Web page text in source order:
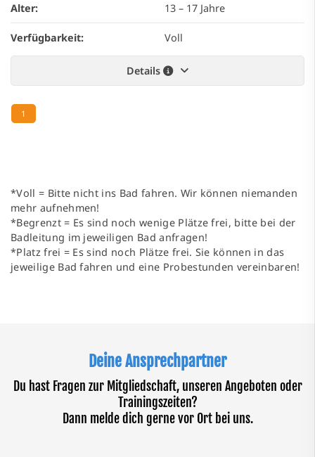
Alter: 13 – 17 Jahre
Verfügbarkeit: Voll
Details
1
*Voll = Bitte nicht ins Bad fahren. Wir können niemanden
mehr aufnehmen!
*Begrenzt = Es sind noch wenige Plätze frei, bitte bei der
Badleitung im jeweiligen Bad anfragen!
*Platz frei = Es sind noch Plätze frei. Sie können in das
jeweilige Bad fahren und eine Probestunden vereinbaren!
Deine Ansprechpartner
Du hast Fragen zur Mitgliedschaft, unseren Angeboten oder
Trainingszeiten?
Dann melde dich gerne vor Ort bei uns.